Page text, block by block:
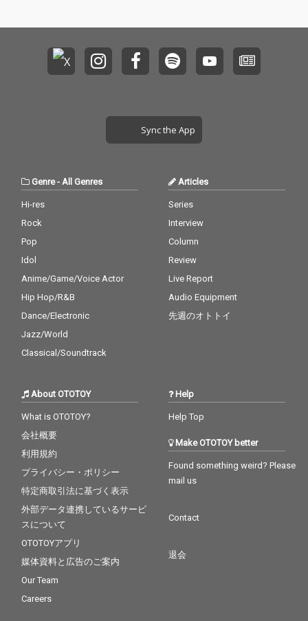
Sync the App
Genre- All Genres
Hi-res
Rock
Pop
Idol
Anime/Game/Voice Actor
Hip Hop/R&B
Dance/Electronic
Jazz/World
Classical/Soundtrack
Articles
Series
Interview
Column
Review
Live Report
Audio Equipment
先週のオトトイ
About OTOTOY
What is OTOTOY?
会社概要
利用規約
プライバシー・ポリシー
特定商取引法に基づく表示
外部データ連携しているサービ
スについて
OTOTOYアプリ
媒体資料と広告のご案内
Our Team
Careers
Help
Help Top
Make OTOTOY better
Found something weird? Please
mail us
Contact
退会